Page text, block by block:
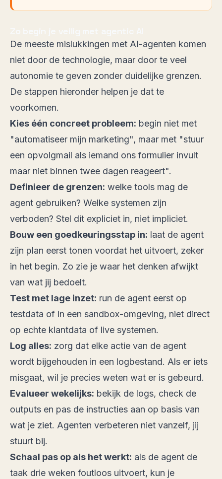
De meeste mislukkingen met AI-agenten komen
niet door de technologie, maar door te veel
autonomie te geven zonder duidelijke grenzen.
De stappen hieronder helpen je dat te
voorkomen.
Kies één concreet probleem: begin niet met
"automatiseer mijn marketing", maar met "stuur
een opvolgmail als iemand ons formulier invult
maar niet binnen twee dagen reageert".
Definieer de grenzen: welke tools mag de
agent gebruiken? Welke systemen zijn
verboden? Stel dit expliciet in, niet impliciet.
Bouw een goedkeuringsstap in: laat de agent
zijn plan eerst tonen voordat het uitvoert, zeker
in het begin. Zo zie je waar het denken afwijkt
van wat jij bedoelt.
Test met lage inzet: run de agent eerst op
testdata of in een sandbox-omgeving, niet direct
op echte klantdata of live systemen.
Log alles: zorg dat elke actie van de agent
wordt bijgehouden in een logbestand. Als er iets
misgaat, wil je precies weten wat er is gebeurd.
Evalueer wekelijks: bekijk de logs, check de
outputs en pas de instructies aan op basis van
wat je ziet. Agenten verbeteren niet vanzelf, jij
stuurt bij.
Schaal pas op als het werkt: als de agent de
taak drie weken foutloos uitvoert, kun je